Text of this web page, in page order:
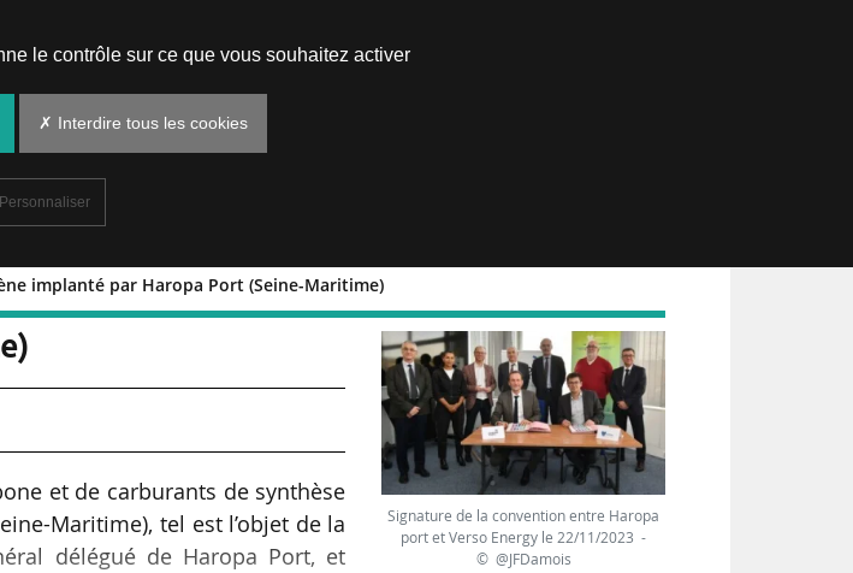
implanté par Haropa Port (Seine-Maritime)
d’hydrogène
et de carburants de synthèse
Maritime), tel est l’objet de la
délégué de Haropa Port, et
Signature de la convention entre Haropa
port et Verso Energy le 22/11/2023 -
© @JFDamois
le contrôle sur ce que vous souhaitez activer
✗ Interdire tous les cookies
Personnaliser